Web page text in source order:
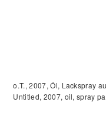
o.T., 2007, Öl, Lackspray
Untitled, 2007, oil, spray